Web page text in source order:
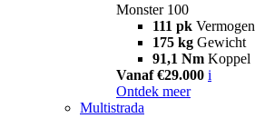
Monster 100
111 pk Vermogen
175 kg Gewicht
91,1 Nm Koppel
Vanaf €29.000 i
Ontdek meer
Multistrada